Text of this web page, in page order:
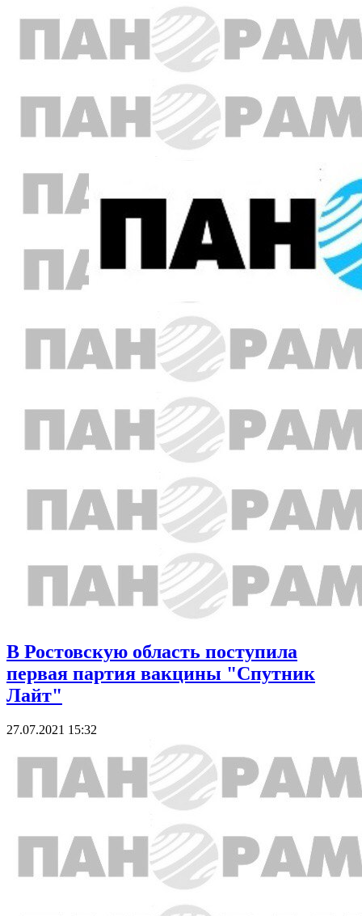
В Ростовскую область поступила
первая партия вакцины "Спутник
Лайт"
27.07.2021 15:32